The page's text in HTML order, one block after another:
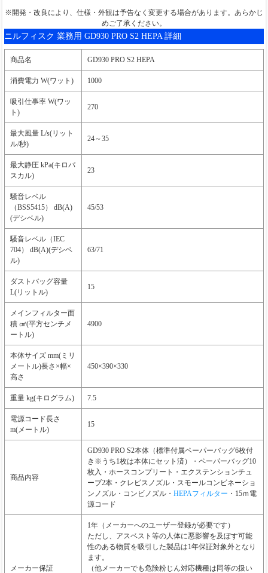
※開発・改良により、仕様・外観は予告なく変更する場合があります。あらかじ
めご了承ください。
ニルフィスク 業務用 GD930 PRO S2 HEPA 詳細
商品名 GD930 PRO S2 HEPA
消費電力 W(ワット) 1000
吸引仕事率 W(ワッ
ト)
270
最大風量 L/s(リット
ル/秒)
24～35
最大静圧 kPa(キロパ
スカル)
23
騒音レベル
（BSS5415） dB(A)
(デシベル)
45/53
騒音レベル（IEC
704） dB(A)(デシベ
ル)
63/71
ダストバッグ容量
L(リットル)
15
メインフィルター面
積 ㎠(平方センチメ
ートル)
4900
本体サイズ mm(ミリ
メートル)長さ×幅×
高さ
450×390×330
重量 kg(キログラム) 7.5
電源コード長さ
m(メートル)
15
商品内容
GD930 PRO S2本体（標準付属ペーパーバッグ6枚付
き※うち1枚は本体にセット済）・ペーパーバッグ10
枚入・ホースコンプリート・エクステンションチュ
ーブ2本・クレビスノズル・スモールコンビネーショ
ンノズル・コンビノズル・ HEPAフィルター ・15ｍ電
源コード
メーカー保証
1年（メーカーへのユーザー登録が必要です）
ただし、アスベスト等の人体に悪影響を及ぼす可能
性のある物質を吸引した製品は1年保証対象外となり
ます。
（他メーカーでも危険粉じん対応機種は同等の扱い